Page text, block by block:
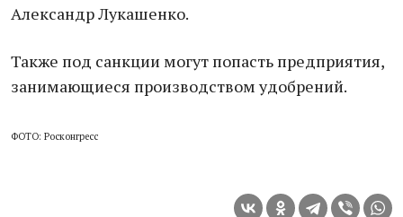
Александр Лукашенко.
Также под санкции могут попасть предприятия,
занимающиеся производством удобрений.
ФОТО: Росконгресс